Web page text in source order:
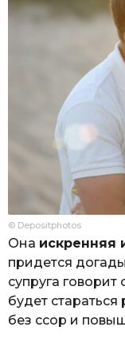
© Depositphotos
Она искренняя
придется
супруга
будет
без ссор и